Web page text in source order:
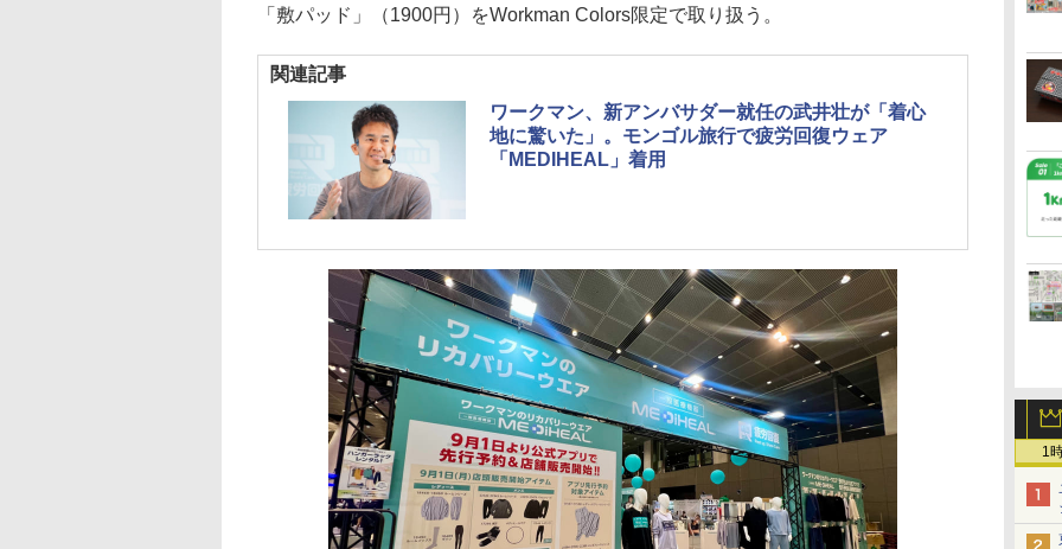
1
「敷パッド」（1900円）をWorkman Colors限定で取り扱う。
関連記事
ワークマン、新アンバサダー就任の武井壮が「着心
地に驚いた」。モンゴル旅行で疲労回復ウェア
「MEDIHEAL」着用